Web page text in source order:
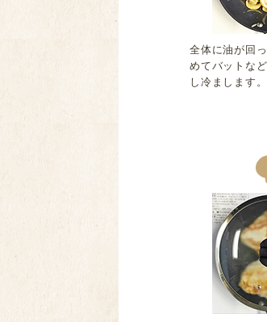
全体に油が回
めてバットな
し冷まします。